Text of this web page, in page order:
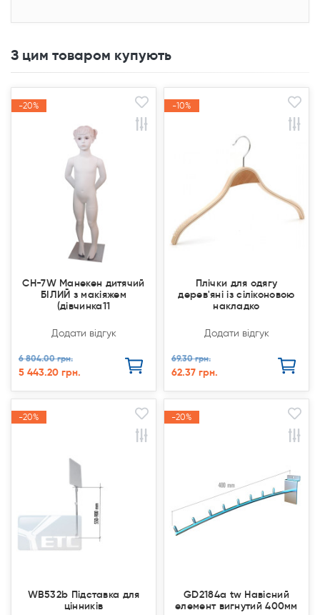
З цим товаром купують
-20%
-20%
CH-7W Манекен дитячий
БІЛИЙ з макіяжем
(дівчинка11
Додати відгук
6 804.00 грн.
5 443.20 грн.
-10%
-10%
Плічки для одягу
дерев'яні із сіліконовою
накладко
Додати відгук
69.30 грн.
62.37 грн.
-20%
-20%
WB532b Підставка для
цінників
-20%
-20%
GD2184а tw Навісний
елемент вигнутий 400мм